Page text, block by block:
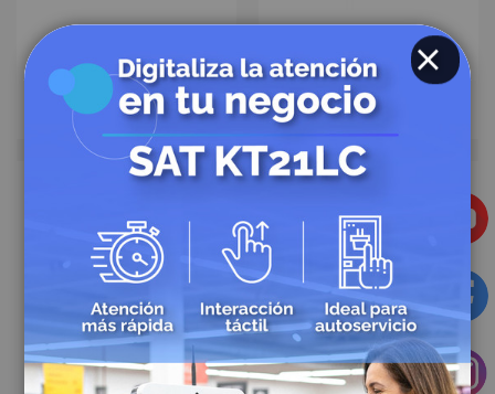
Llamador de mesa SAT GP1XW6
$1.389.404,94
Llamador de mesa SAT PD1X
$424.692,66
CERRAR